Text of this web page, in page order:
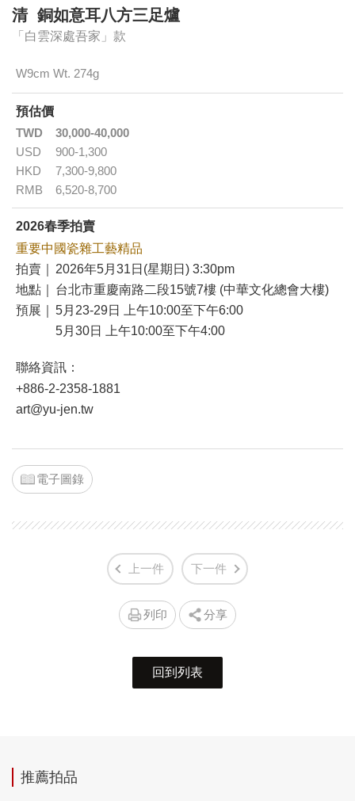
清 銅如意耳八方三足爐
「白雲深處吾家」款
W9cm Wt. 274g
預估價
TWD
30,000-40,000
USD
900-1,300
HKD
7,300-9,800
RMB
6,520-8,700
2026春季拍賣
重要中國瓷雜工藝精品
拍賣｜
2026年5月31日(星期日) 3:30pm
地點｜
台北市重慶南路二段15號7樓 (中華文化總會大樓)
預展｜
5月23-29日 上午10:00至下午6:00
5月30日 上午10:00至下午4:00
聯絡資訊：
+886-2-2358-1881
art@yu-jen.tw
電子圖錄
上一件 下一件
列印 分享
回到列表
推薦拍品